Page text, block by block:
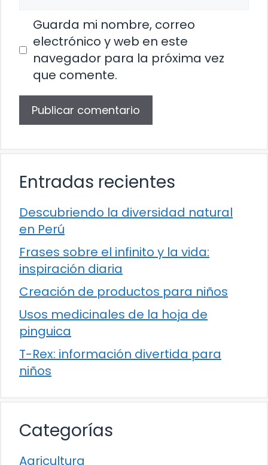
Guarda mi nombre, correo
electrónico y web en este
navegador para la próxima vez
que comente.
Entradas recientes
Descubriendo la diversidad natural
en Perú
Frases sobre el infinito y la vida:
inspiración diaria
Creación de productos para niños
Usos medicinales de la hoja de
pinguica
T-Rex: información divertida para
niños
Categorías
Agricultura